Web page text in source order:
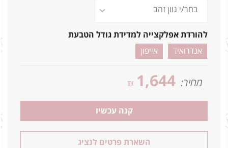
להורדת אפלקצייה למדידת גודל הטבעת
אנדרואיד
אייפון
מחיר: 1,644
₪
קנה עכשיו
השארת פרטים לנציג